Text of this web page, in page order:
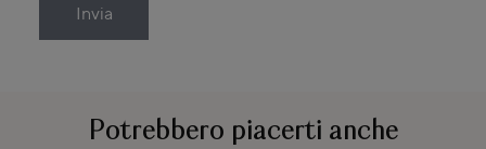
Invia
Potrebbero piacerti anche